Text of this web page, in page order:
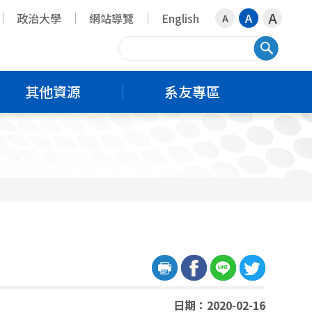
政治大學 網站導覽 English A A A
其他資源 系友專區
日期：2020-02-16